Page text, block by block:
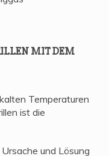
MIT DEM
Temperaturen
ist die